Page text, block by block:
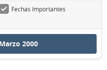
Fechas Importantes
2000